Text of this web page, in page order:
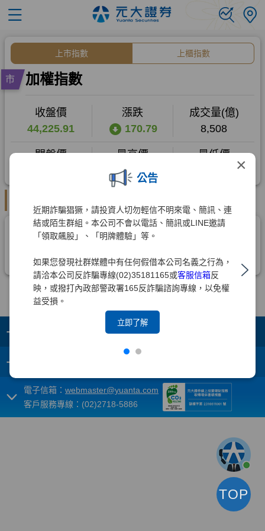
×
公告
近期詐騙猖獗，請投資人切勿輕信不明來電、簡訊、連
結或陌生群組。本公司不會以電話、簡訊或LINE邀請
「領取飆股」、「明牌體驗」等。
如果您發現社群媒體中有任何假借本公司名義之行為，
請洽本公司反詐騙專線(02)35181165或客服信箱反
映，或撥打內政部警政署165反詐騙諮詢專線，以免權
益受損。
立即了解
+
+
電子信箱： webmaster@yuanta.com
客戶服務專線：(02)2718-5886
TOP